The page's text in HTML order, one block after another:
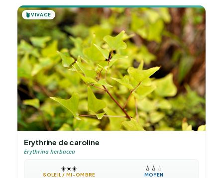
🪴VIVACE
Erythrine de caroline
Erythrina herbacea
☀️☀️☀️
SOLEIL / MI-OMBRE
💧 💧 💧
MOYEN